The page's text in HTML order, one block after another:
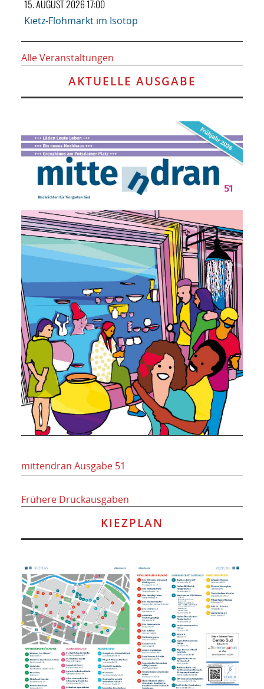
15. AUGUST 2026 17:00
Kietz-Flohmarkt im Isotop
Alle Veranstaltungen
AKTUELLE AUSGABE
mittendran Ausgabe 51
Frühere Druckausgaben
KIEZPLAN